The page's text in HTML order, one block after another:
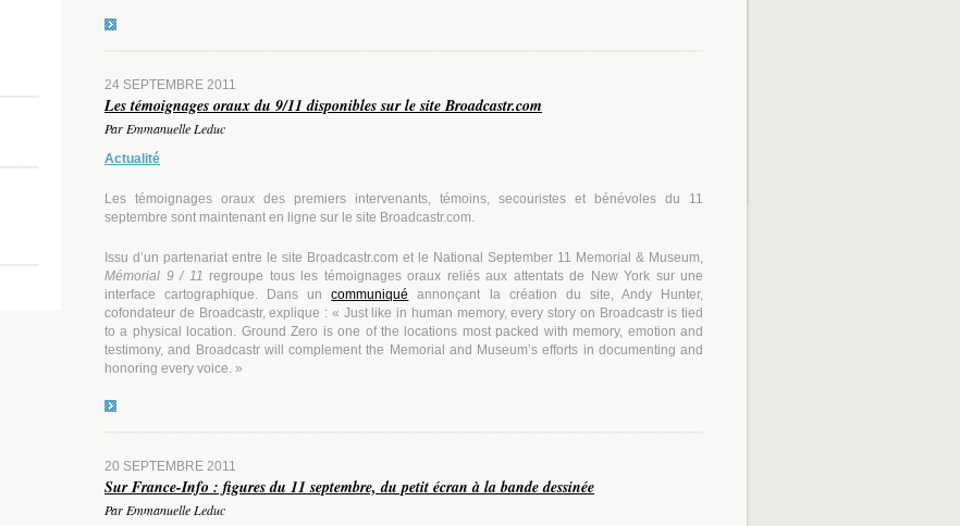
24 SEPTEMBRE 2011
Les témoignages oraux du 9/11 disponibles sur le site Broadcastr.com
Par Emmanuelle Leduc
Actualité
Les témoignages oraux des premiers intervenants, témoins, secouristes et bénévoles du 11
septembre sont maintenant en ligne sur le site Broadcastr.com.
Issu d’un partenariat entre le site Broadcastr.com et le National September 11 Memorial & Museum,
Mémorial 9 / 11 regroupe tous les témoignages oraux reliés aux attentats de New York sur une
interface cartographique.
Dans uncommuniqué annonçant la création du site, Andy Hunter,
cofondateur de Broadcastr, explique : « Just like in human memory, every story on Broadcastr is tied
to a physical location. Ground Zero is one of the locations most packed with memory, emotion and
testimony, and Broadcastr will complement the Memorial and Museum’s efforts in documenting and
honoring every voice. »
20 SEPTEMBRE 2011
Sur France-Info : figures du 11 septembre, du petit écran à la bande dessinée
Par Emmanuelle Leduc